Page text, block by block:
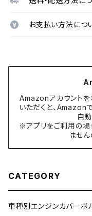
お支払い方法につ
Amazonアカウント
いただくと、Amazon
自
※アプリをご利用の
ません
CATEGORY
車種別エンジンカバーボ